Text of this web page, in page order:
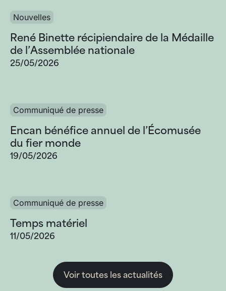
Nouvelles
René Binette récipiendaire de la Médaille
de l’Assemblée nationale
25/05/2026
Communiqué de presse
Encan bénéfice annuel de l’Écomusée
du fier monde
19/05/2026
Communiqué de presse
Temps matériel
11/05/2026
Voir toutes les actualités